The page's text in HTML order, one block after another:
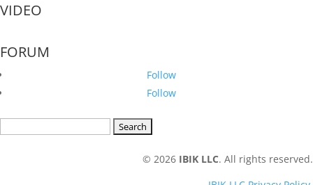
VIDEO
FORUM
Follow
Follow
© 2026 IBIK LLC. All rights reserved.